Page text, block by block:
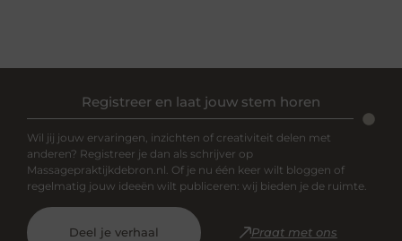
Registreer en laat jouw stem horen
Wil jij jouw ervaringen, inzichten of creativiteit delen met
anderen? Registreer je dan als schrijver op
Massagepraktijkdebron.nl. Of je nu één keer wilt bloggen of
regelmatig jouw ideeën wilt publiceren: wij bieden je de ruimte.
Deel je verhaal Praat met ons